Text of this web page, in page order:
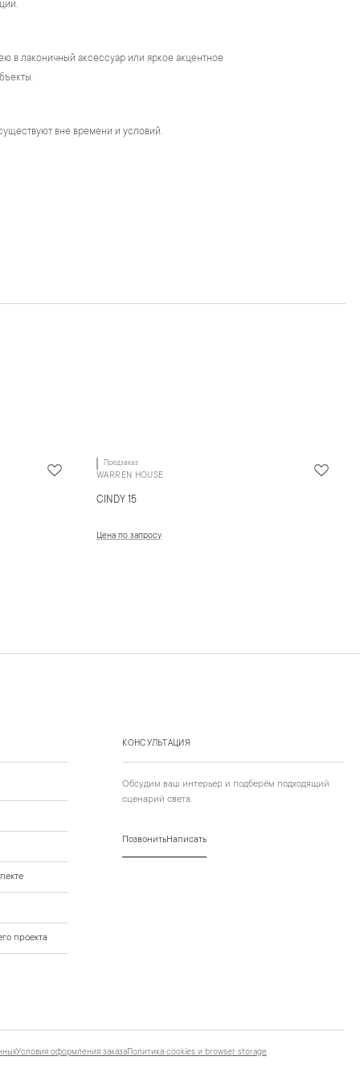
в лаконичный аксессуар или яркое акцентное
вне времени и условий.
Предзаказ
WARREN HOUSE
CINDY 15
Цена по запросу
КОНСУЛЬТАЦИЯ
Обсудим ваш интерьер и подберём подходящий
сценарий света.
ПозвонитьНаписать
проекта
Условия оформления заказаПолитика cookies и browser storage